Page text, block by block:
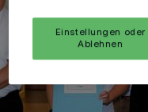
Einstellungen oder
Ablehnen